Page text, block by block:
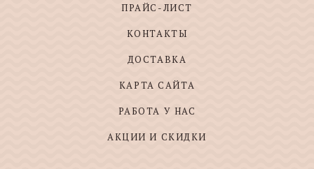
ПРАЙС-ЛИСТ
КОНТАКТЫ
ДОСТАВКА
КАРТА САЙТА
РАБОТА У НАС
АКЦИИ И СКИДКИ